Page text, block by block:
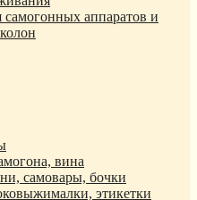
аппаратов и
вина
самовары, бочки
этикетки